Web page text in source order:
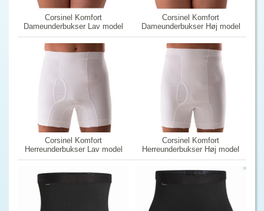
Corsinel Komfort
Dameunderbukser Lav model
Corsinel Komfort
Dameunderbukser Høj model
Corsinel Komfort
Herreunderbukser Lav model
Corsinel Komfort
Herreunderbukser Høj model